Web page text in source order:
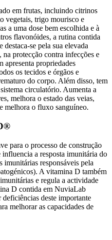
em frutas, incluindo citrinos
vegetais, trigo mourisco e
a uma dose bem escolhida e à
flavonóides, a rutina contida
se pela sua elevada
protecção contra infecções e
apresenta propriedades
os tecidos e órgãos e
do corpo. Além disso, tem
circulatório. Aumenta a
melhora o estado das veias,
melhora o fluxo sanguíneo.
para o processo de construção
a resposta imunitária do
responsáveis pela
A vitamina D também
e regula a actividade
D contida em NuviaLab
deste importante
melhorar as capacidades de